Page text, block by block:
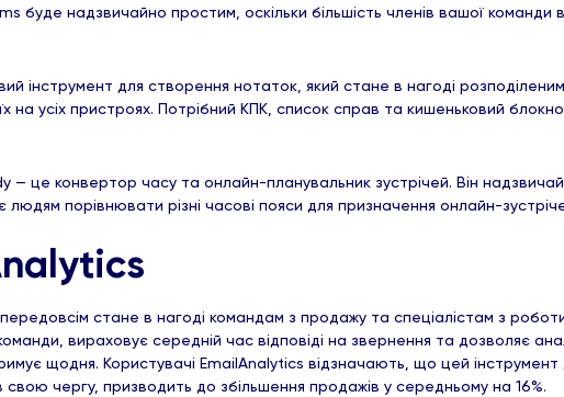
буде надзвичайно простим, оскільки більшість членів вашої
інструмент для створення нотаток, який стане в нагоді
на усіх пристроях. Потрібний КПК, список справ та кишеньковий
— це конвертор часу та онлайн-планувальник зустрічей. Він
людям порівнювати різні часові пояси для призначення онлайн-
стане в нагоді командам з продажу та спеціалістам з
вираховує середній час відповіді на звернення та дозволяє
щодня. Користувачі EmailAnalytics відзначають, що цей інструмент
свою чергу, призводить до збільшення продажів у середньому на 16%.